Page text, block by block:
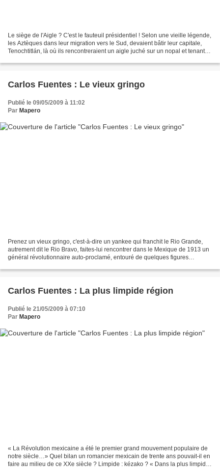
Le siège de l'Aigle ? C'est le fauteuil présidentiel ! Selon une vieille légende,
les Aztèques dans leur migration vers le Sud, devaient bâtir leur capitale,
Tenochtitlán, là où ils rencontreraient un aigle juché sur un nopal et tenant
Carlos Fuentes : Le vieux gringo
Publié le 09/05/2009 à 11:02
Par Mapero
Prenez un vieux gringo, c'est-à-dire un yankee qui franchit le Rio Grande,
autrement dit le Rio Bravo, faites-lui rencontrer dans le Mexique de 1913 un
général révolutionnaire auto-proclamé, entouré de quelques figures
Carlos Fuentes : La plus limpide région
Publié le 21/05/2009 à 07:10
Par Mapero
« La Révolution mexicaine a été le premier grand mouvement populaire de
notre siècle…» Quel bilan un romancier mexicain de trente ans pouvait-il en
faire au milieu de ce XXe siècle ? Limpide : kézako ? « Dans la plus limpide